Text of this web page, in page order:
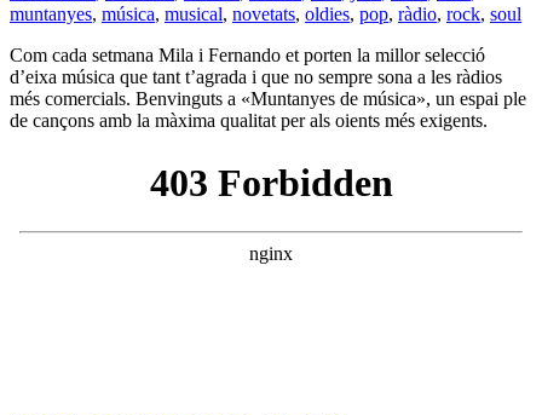
muntanyes, música, musical, novetats, oldies, pop, ràdio, rock, soul
Com cada setmana Mila i Fernando et porten la millor selecció
d’eixa música que tant t’agrada i que no sempre sona a les ràdios
més comercials. Benvinguts a «Muntanyes de música», un espai ple
de cançons amb la màxima qualitat per als oients més exigents.